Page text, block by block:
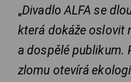
„Divadlo ALFA se
která dokáže oslovit
a dospělé publikum.
zlomu otevírá